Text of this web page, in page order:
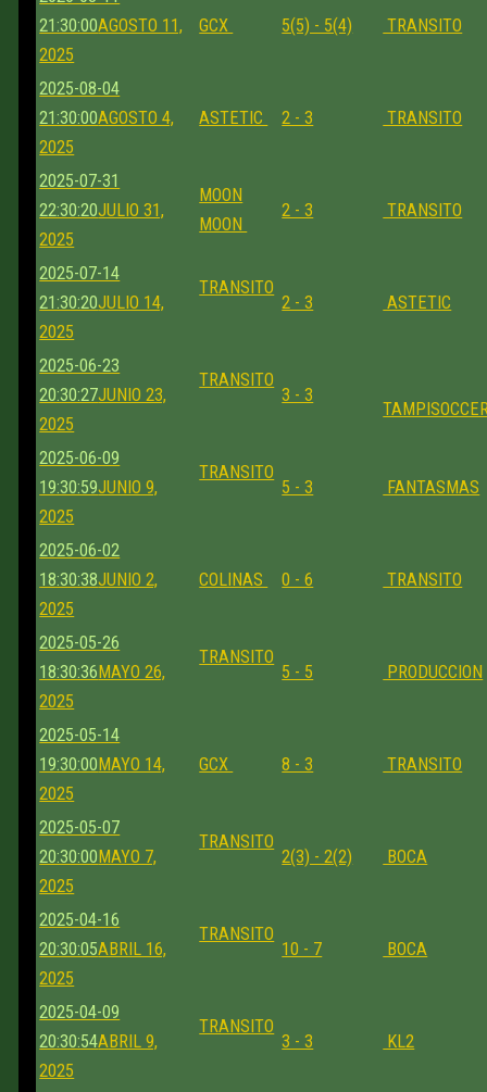
21:30:00AGOSTO 11,
2025
GCX 5(5) - 5(4) TRANSITO
2025-08-04
21:30:00AGOSTO 4,
2025
ASTETIC 2 - 3 TRANSITO
2025-07-31
22:30:20JULIO 31,
2025
MOON
MOON
2 - 3 TRANSITO
2025-07-14
21:30:20JULIO 14,
2025
TRANSITO
2 - 3 ASTETIC
2025-06-23
20:30:27JUNIO 23,
2025
TRANSITO
3 - 3
2025-06-09
19:30:59JUNIO 9,
2025
TRANSITO
5 - 3 FANTASMAS
2025-06-02
18:30:38JUNIO 2,
2025
COLINAS 0 - 6 TRANSITO
2025-05-26
18:30:36MAYO 26,
2025
TRANSITO
5 - 5 PRODUCCION
2025-05-14
19:30:00MAYO 14,
2025
GCX 8 - 3 TRANSITO
2025-05-07
20:30:00MAYO 7,
2025
TRANSITO
2(3) - 2(2) BOCA
2025-04-16
20:30:05ABRIL 16,
2025
TRANSITO
10 - 7 BOCA
2025-04-09
20:30:54ABRIL 9,
2025
TRANSITO
3 - 3 KL2